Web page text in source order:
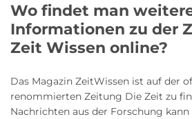
Wo findet man
Informationen zu der
Zeit Wissen online?
Das Magazin ZeitWissen ist auf der
renommierten Zeitung Die Zeit zu
Nachrichten aus der Forschung